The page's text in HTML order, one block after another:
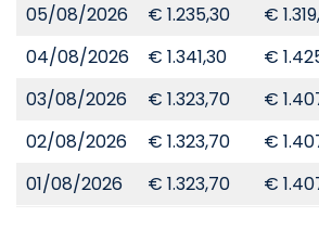
05/08/2026
€ 1.235,30 €
04/08/2026
€ 1.341,30 €
03/08/2026
€ 1.323,70 €
02/08/2026
€ 1.323,70 €
01/08/2026
€ 1.323,70 €